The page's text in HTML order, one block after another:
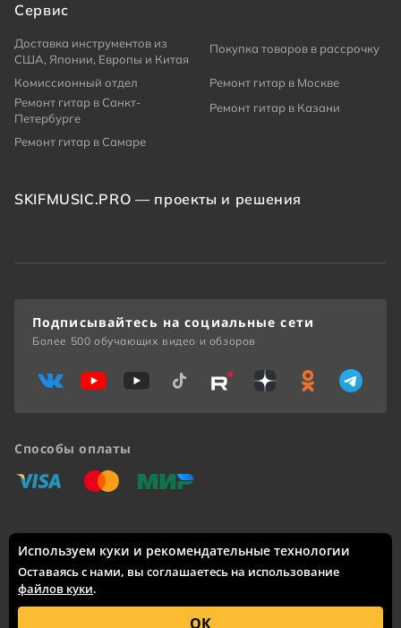
Сервис
Доставка инструментов из
США, Японии, Европы и Китая
Покупка товаров в рассрочку
Комиссионный отдел
Ремонт гитар в Москве
Ремонт гитар в Санкт-
Петербурге
Ремонт гитар в Казани
Ремонт гитар в Самаре
SKIFMUSIC.PRO — проекты и решения
© 2005 – 2026 Каталог интернет-сайта
Доставка по России: Москва, Санкт-Петербург, Новосибирск,
Екатеринбург, Казань, Нижний Новгород, Челябинск,
Красноярск, Самара, Уфа, Ростов-на-Дону, Омск, Краснодар,
Воронеж, Волгоград, Пермь и другие города.
Способы оплаты
«Виза» «Мастеркард»
«Мир»
Подписывайтесь на социальные сети
Более 500 обучающих видео и обзоров
Используем куки и рекомендательные технологии
Оставаясь с нами, вы соглашаетесь на использование
файлов куки.
ОК